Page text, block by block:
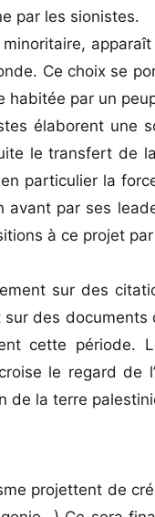
par les sionistes.
Ce choix se
par un
élaborent une
le transfert
particulier la
par ses
à ce projet
sur des
des
cette période.
le regard de
la terre
projettent de